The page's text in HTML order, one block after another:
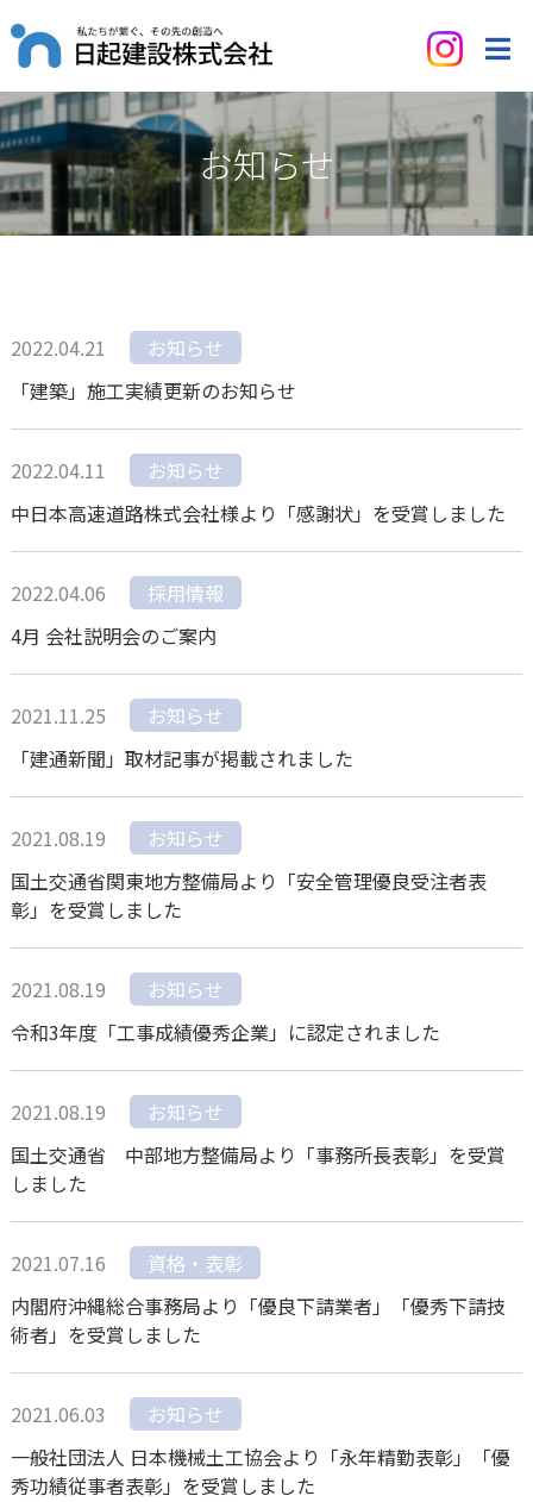
お知らせ
2022.04.21
お知らせ
「建築」施工実績更新のお知らせ
2022.04.11
お知らせ
中日本高速道路株式会社様より「感謝状」を受賞しました
2022.04.06
採用情報
4月 会社説明会のご案内
2021.11.25
お知らせ
「建通新聞」取材記事が掲載されました
2021.08.19
お知らせ
国土交通省関東地方整備局より「安全管理優良受注者表
彰」を受賞しました
2021.08.19
お知らせ
令和3年度「工事成績優秀企業」に認定されました
2021.08.19
お知らせ
国土交通省 中部地方整備局より「事務所長表彰」を受賞
しました
2021.07.16
資格・表彰
内閣府沖縄総合事務局より「優良下請業者」「優秀下請技
術者」を受賞しました
2021.06.03
お知らせ
一般社団法人 日本機械土工協会より「永年精勤表彰」「優
秀功績従事者表彰」を受賞しました